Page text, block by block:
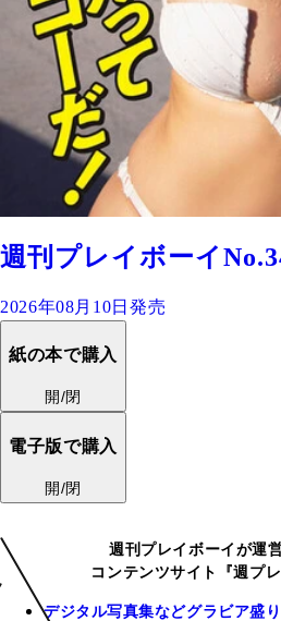
週刊プレイボーイ
2026年08月10日発売
紙の本で購入
開/閉
電子版で購入
開/閉
週刊プレイボーイが運
コンテンツサイト『週プ
デジタル写真集などグラビア盛